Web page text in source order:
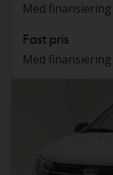
Med finansiering
Fast pris
Med finansiering